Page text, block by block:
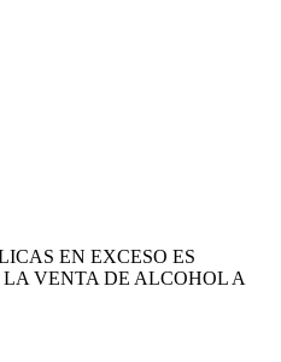
EN EXCESO ES
VENTA DE ALCOHOL A